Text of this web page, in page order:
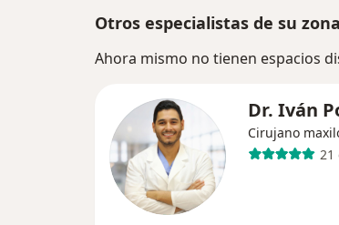
Otros especialistas de su zona
Ahora mismo no tienen espacios
Dr. Iván
Cirujano
21